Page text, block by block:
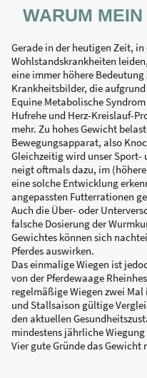
WARUM
Gerade in der heutigen Zeit, in
Wohlstandskrankheiten
eine immer höhere Bedeutung
Krankheitsbilder, die
Equine Metabolische
Hufrehe und Herz-Kreislauf-
mehr. Zu hohes Gewicht
Bewegungsapparat, also
Gleichzeitig wird unser
neigt oftmals dazu, im
eine solche Entwicklung
angepassten Futterrationen
Auch die Über- oder
falsche Dosierung der
Gewichtes können sich
Pferdes auswirken.
Das einmalige Wiegen ist
von der Pferdewaage
regelmäßige Wiegen zwei
und Stallsaison gültige
den aktuellen
mindestens jährliche
Vier gute Gründe das Gewicht